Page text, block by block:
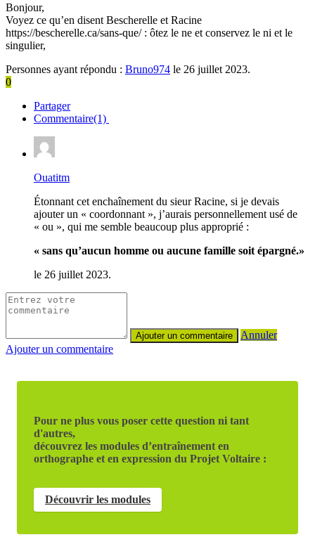
Bonjour,
Voyez ce qu’en disent Bescherelle et Racine
https://bescherelle.ca/sans-que/ : ôtez le ne et conservez le ni et le
singulier,
Personnes ayant répondu : Bruno974 le 26 juillet 2023.
0
Partager
Commentaire(1)
Ouatitm
Étonnant cet enchaînement du sieur Racine, si je devais
ajouter un « coordonnant », j’aurais personnellement usé de
« ou », qui me semble beaucoup plus approprié :
« sans qu’aucun homme ou aucune famille soit épargné.»
le 26 juillet 2023.
Annuler
Ajouter un commentaire
Pour ne plus vous poser cette question ni tant
d'autres,
découvrez les modules d’entraînement en
orthographe et en expression du Projet Voltaire :
Découvrir les modules